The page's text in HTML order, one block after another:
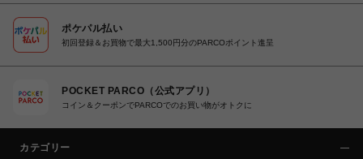
ポケパル払い
初回登録＆お買物で最大1,500円分のPARCOポイント進呈
POCKET PARCO（公式アプリ）
コイン＆クーポンでPARCOでのお買い物がオトクに
カテゴリー